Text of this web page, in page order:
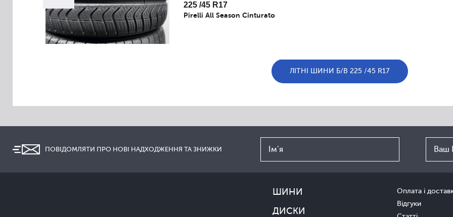
225 /45 R17
Pirelli All Season Cinturato
ЛІТНІ ШИНИ Б/В 225 /45 R17
ПОВІДОМЛЯТИ ПРО НОВІ НАДХОДЖЕННЯ ТА ЗНИЖКИ
ШИНИ
ДИСКИ
Оплата і
Відгуки